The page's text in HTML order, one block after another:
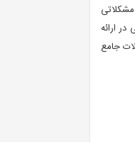
ارائه
جامع